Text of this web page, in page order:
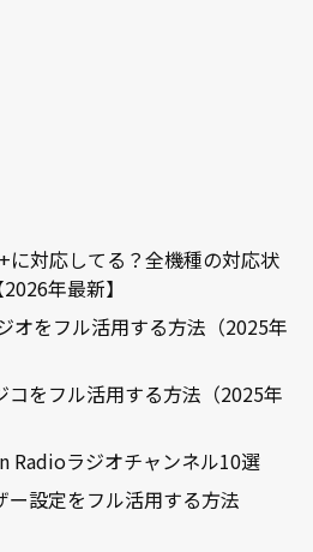
に対応してる？全機種の対応状
年最新】
オをフル活用する方法（2025年
をフル活用する方法（2025年
Radioラジオチャンネル10選
設定をフル活用する方法